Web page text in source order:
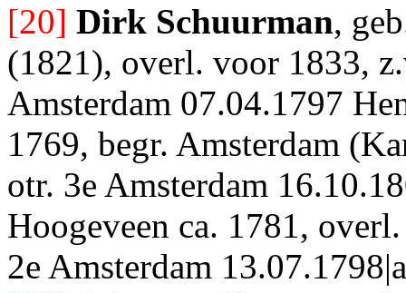
[20] Dirk Schuurman,
(1821), overl. voor 1833,
Amsterdam 07.04.1797
1769, begr. Amsterdam
otr. 3e Amsterdam
Hoogeveen ca. 1781,
2e Amsterdam